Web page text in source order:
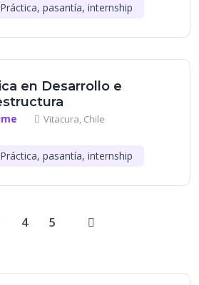
Práctica, pasantía, internship
en Desarrollo e
Vitacura, Chile
Práctica, pasantía, internship
4 5